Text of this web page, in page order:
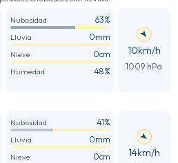
Nubosidad 63%
Lluvia 0mm
Nieve 0cm
Humedad 48%
10km/h
1009 hPa
Nubosidad 41%
Lluvia 0mm
Nieve 0cm 14km/h